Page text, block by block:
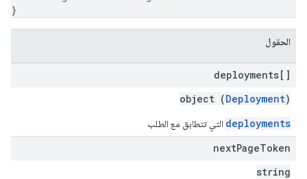
}
الحقول
deployments[]
object (Deployment)
deployments التي تتطابق مع الطلب
nextPageToken
string